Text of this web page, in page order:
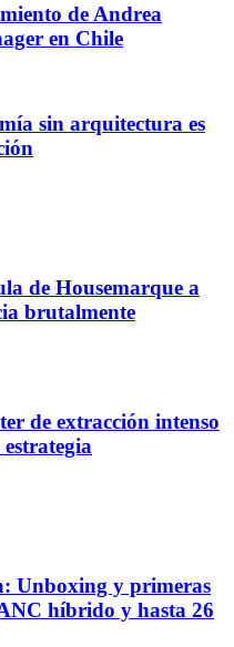
de Andrea
en Chile
sin arquitectura es
de Housemarque a
brutalmente
de extracción intenso
Unboxing y primeras
híbrido y hasta 26